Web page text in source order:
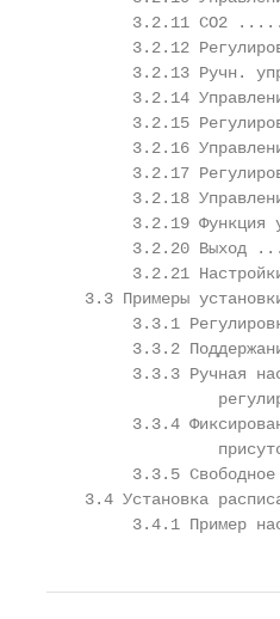
3.2.11 CO2
3.2.12
3.2.13 Ручн.
3.2.14
3.2.15
3.2.16
3.2.17
3.2.18
3.2.19 Функция
3.2.20 Выход
3.2.21
3.3 Примеры
3.3.1
3.3.2
3.3.3 Ручная
3.3.4
3.3.5
3.4 Установка
3.4.1 Пример